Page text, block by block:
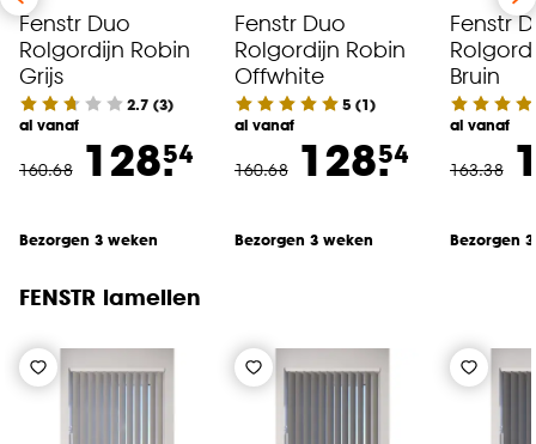
Fenstr Duo
Rolgordijn Robin
Grijs
2.7 (3)
al vanaf
160.68 128.54
Bezorgen 3 weken
Fenstr Duo
Rolgordijn Robin
Offwhite
5 (1)
al vanaf
160.68 128.54
Bezorgen 3 weken
Fenstr
Bruin
al vanaf
163.38
Bezorgen
FENSTR lamellen